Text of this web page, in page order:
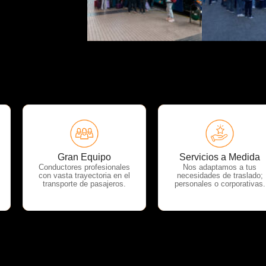
Gran Equipo
Conductores profesionales
con vasta trayectoria en el
transporte de pasajeros.
OTP Servicios Servicios a Medida
Nos adaptamos a tus
necesidades de traslado;
personales o corporativas.
OTP Servicios